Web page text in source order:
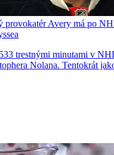
provokatér Avery má po
trestnými minutami v
Nolana. Tentokrát